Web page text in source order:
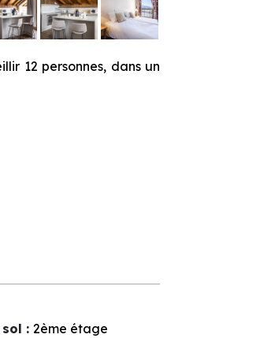
12 personnes, dans un
: 2ème étage